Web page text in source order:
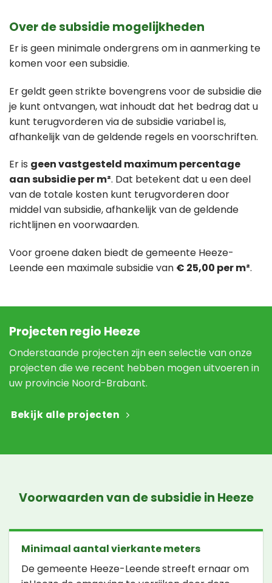
Over de subsidie mogelijkheden
Er is geen minimale ondergrens om in aanmerking te
komen voor een subsidie.
Er geldt geen strikte bovengrens voor de subsidie die
je kunt ontvangen, wat inhoudt dat het bedrag dat u
kunt terugvorderen via de subsidie variabel is,
afhankelijk van de geldende regels en voorschriften.
Er is geen vastgesteld maximum percentage
aan subsidie per m². Dat betekent dat u een deel
van de totale kosten kunt terugvorderen door
middel van subsidie, afhankelijk van de geldende
richtlijnen en voorwaarden.
Voor groene daken biedt de gemeente Heeze-
Leende een maximale subsidie van € 25,00 per m².
Projecten regio Heeze
Onderstaande projecten zijn een selectie van onze
projecten die we recent hebben mogen uitvoeren in
uw provincie Noord-Brabant.
Bekijk alle projecten
Voorwaarden van de subsidie in Heeze
Minimaal aantal vierkante meters
De gemeente Heeze-Leende streeft ernaar om